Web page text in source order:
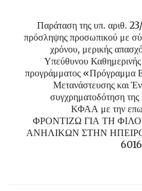
Παράταση της υπ. αριθ.
πρόσληψης προσωπικού με
χρόνου, μερικής
Υπεύθυνου Καθημερινής
προγράμματος «Πρόγραμμα
Μετανάστευσης και
συγχρηματοδότηση
ΚΦΑΑ με την
ΦΡΟΝΤΙΖΩ ΓΙΑ ΤΗ
ΑΝΗΛΙΚΩΝ ΣΤΗΝ